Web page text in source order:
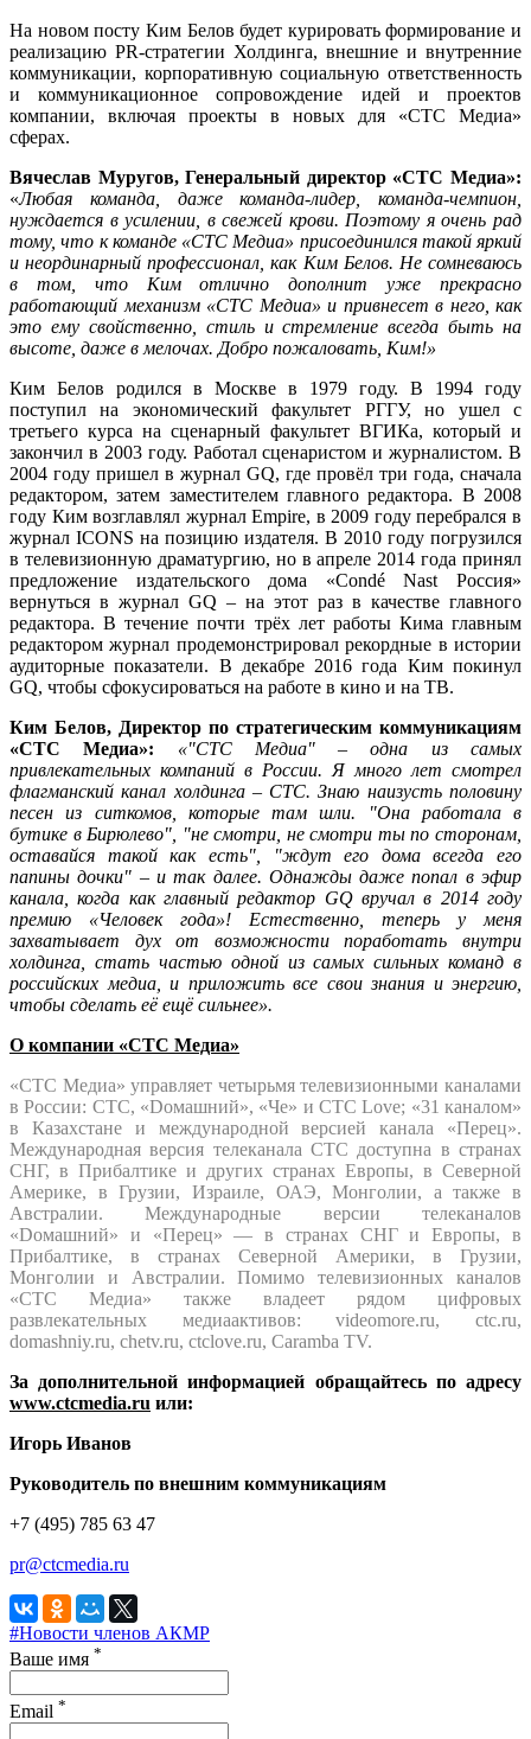
На новом посту Ким Белов будет курировать формирование и
реализацию PR-стратегии Холдинга, внешние и внутренние
коммуникации, корпоративную социальную ответственность
и коммуникационное сопровождение идей и проектов
компании, включая проекты в новых для «СТС Медиа»
сферах.
Вячеслав Муругов, Генеральный директор «СТС Медиа»:
«Любая команда, даже команда-лидер, команда-чемпион,
нуждается в усилении, в свежей крови. Поэтому я очень рад
тому, что к команде «СТС Медиа» присоединился такой яркий
и неординарный профессионал, как Ким Белов. Не сомневаюсь
в том, что Ким отлично дополнит уже прекрасно
работающий механизм «СТС Медиа» и привнесет в него, как
это ему свойственно, стиль и стремление всегда быть на
высоте, даже в мелочах. Добро пожаловать, Ким!»
Ким Белов родился в Москве в 1979 году. В 1994 году
поступил на экономический факультет РГГУ, но ушел с
третьего курса на сценарный факультет ВГИКа, который и
закончил в 2003 году. Работал сценаристом и журналистом. В
2004 году пришел в журнал GQ, где провёл три года, сначала
редактором, затем заместителем главного редактора. В 2008
году Ким возглавлял журнал Empire, в 2009 году перебрался в
журнал ICONS на позицию издателя. В 2010 году погрузился
в телевизионную драматургию, но в апреле 2014 года принял
предложение издательского дома «Condé Nast Россия»
вернуться в журнал GQ – на этот раз в качестве главного
редактора. В течение почти трёх лет работы Кима главным
редактором журнал продемонстрировал рекордные в истории
аудиторные показатели. В декабре 2016 года Ким покинул
GQ, чтобы сфокусироваться на работе в кино и на ТВ.
Ким Белов, Директор по стратегическим коммуникациям
«СТС Медиа»:
«"СТС Медиа" – одна из самых
привлекательных компаний в России. Я много лет смотрел
флагманский канал холдинга – СТС. Знаю наизусть половину
песен из ситкомов, которые там шли. "Она работала в
бутике в Бирюлево", "не смотри, не смотри ты по сторонам,
оставайся такой как есть", "ждут его дома всегда его
папины дочки" – и так далее. Однажды даже попал в эфир
канала, когда как главный редактор GQ вручал в 2014 году
премию «Человек года»! Естественно, теперь у меня
захватывает дух от возможности поработать внутри
холдинга, стать частью одной из самых сильных команд в
российских медиа, и приложить все свои знания и энергию,
чтобы сделать её ещё сильнее».
О компании «СТС Медиа»
«СТС Медиа» управляет четырьмя телевизионными каналами
в России: СТС, «Dомашний», «Че» и СТС Love; «31 каналом»
в Казахстане и международной версией канала «Перец».
Международная версия телеканала СТС доступна в странах
СНГ, в Прибалтике и других странах Европы, в Северной
Америке, в Грузии, Израиле, ОАЭ, Монголии, а также в
Австралии. Международные версии телеканалов
«Dомашний» и «Перец» — в странах СНГ и Европы, в
Прибалтике, в странах Северной Америки, в Грузии,
Монголии и Австралии. Помимо телевизионных каналов
«СТС Медиа» также владеет рядом цифровых
развлекательных медиаактивов: videomore.ru, ctc.ru,
domashniy.ru, chetv.ru, ctclove.ru, Caramba TV.
За дополнительной информацией обращайтесь по адресу
www.ctcmedia.ru или:
Игорь Иванов
Руководитель по внешним коммуникациям
+7 (495) 785 63 47
pr@ctcmedia.ru
#Новости членов АКМР
Ваше имя *
Email *